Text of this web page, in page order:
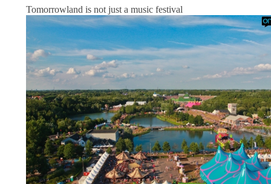
Tomorrowland is not just a music festival